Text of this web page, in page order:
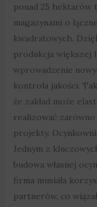
ponad 25 hektarów
magazynami o
kwadratowych.
produkcja większej
wprowadzenie
kontrola jakości.
że zakład może
realizować zarówno
projekty.
Jednym z
budowa własnej
firma musiała
partnerów, co